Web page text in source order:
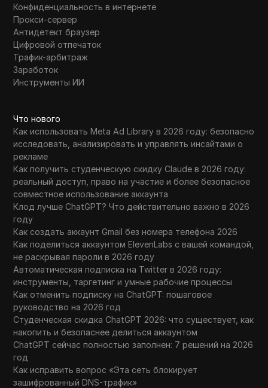
Конфиденциальность в интернете
Прокси-сервер
Антидетект браузер
Цифровой отпечаток
Трафик-арбитраж
Заработок
Инструменты ИИ
Что нового
Как использовать Meta Ad Library в 2026 году: безопасно
исследовать, анализировать и управлять инсайтами о
рекламе
Как получить студенческую скидку Claude в 2026 году:
реальный доступ, право на участие и более безопасное
совместное использование аккаунта
Клод лучше ChatGPT? Что действительно важно в 2026
году
Как создать аккаунт Gmail без номера телефона 2026
Как поделиться аккаунтом ElevenLabs с вашей командой,
не раскрывая пароли в 2026 году
Автоматическая подписка на Twitter в 2026 году:
инструменты, таргетинг и умные рабочие процессы
Как отменить подписку на ChatGPT: пошаговое
руководство на 2026 год
Студенческая скидка ChatGPT 2026: что существует, как
накопить и безопаснее делиться аккаунтом
ChatGPT сейчас полностью заполнен: 7 решений на 2026
год
Как исправить вопрос «Эта сеть блокирует
зашифрованный DNS-трафик»